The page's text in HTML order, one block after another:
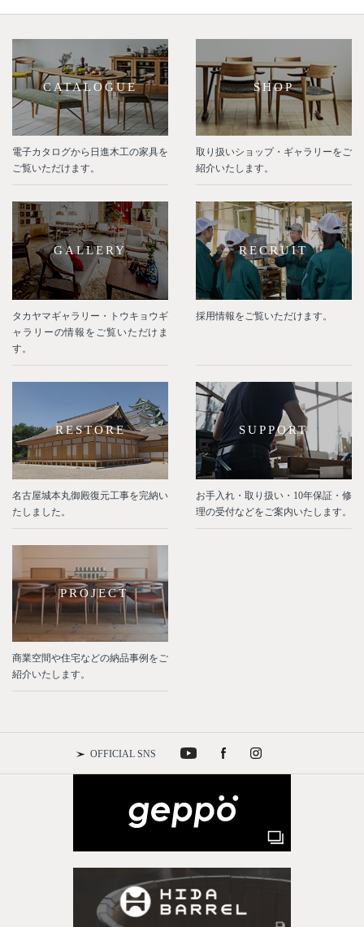
CATALOGUE
電子カタログから日進木工の家具を
ご覧いただけます。
SHOP
取り扱いショップ・ギャラリーをご
紹介いたします。
GALLERY
タカヤマギャラリー・トウキョウギ
ャラリーの情報をご覧いただけま
す。
RECRUIT
採用情報をご覧いただけます。
RESTORE
名古屋城本丸御殿復元工事を完納い
たしました。
SUPPORT
お手入れ・取り扱い・10年保証・修
理の受付などをご案内いたします。
PROJECT
商業空間や住宅などの納品事例をご
紹介いたします。
OFFICIAL SNS